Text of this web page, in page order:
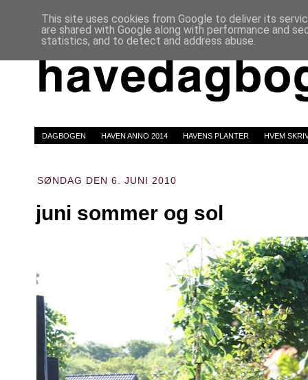
DAGBOGEN HAVEN ANNO 2014 HAVENS PLANTER HVEM
SØNDAG DEN 6. JUNI 2010
juni sommer og sol
This site uses cookies from Google to deliver its
are shared with Google along with performance and
statistics, and to detect and address abuse.